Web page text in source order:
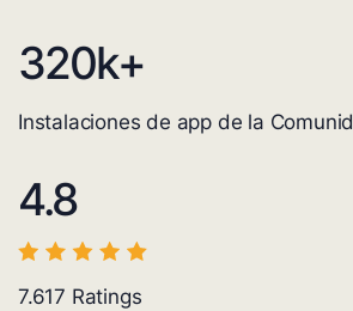
320k+
Instalaciones de app de la
4.8
7.617 Ratings